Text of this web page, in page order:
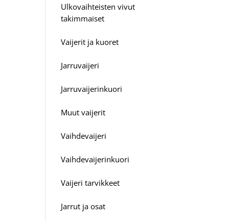
Ulkovaihteisten vivut
takimmaiset
Vaijerit ja kuoret
Jarruvaijeri
Jarruvaijerinkuori
Muut vaijerit
Vaihdevaijeri
Vaihdevaijerinkuori
Vaijeri tarvikkeet
Jarrut ja osat